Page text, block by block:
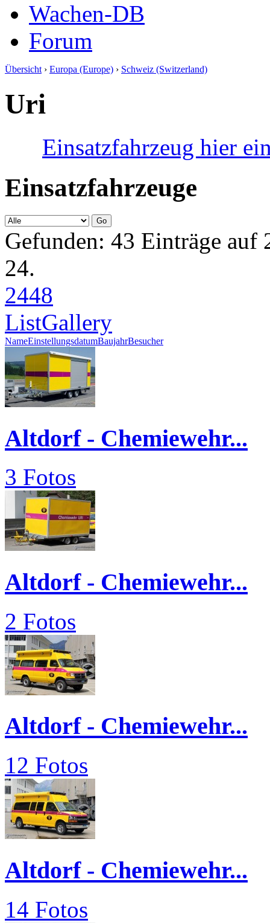
Wachen-DB
Forum
Übersicht › Europa (Europe) › Schweiz (Switzerland)
Uri
Einsatzfahrzeug hier
Einsatzfahrzeuge
Gefunden: 43 Einträge auf
24.
2448
ListGallery
NameEinstellungsdatumBaujahrBesucher
Altdorf - Chemiewehr...
3 Fotos
Altdorf - Chemiewehr...
2 Fotos
Altdorf - Chemiewehr...
12 Fotos
Altdorf - Chemiewehr...
14 Fotos